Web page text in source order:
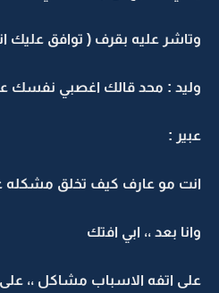
عليه بقرف ( توافق عليك انت )
: محد قالك اغصبي نفسك على
:
مو عارف كيف تخلق مشكله
بعد ،، ابي افتك
اتفه الاسباب مشاكل ،، على